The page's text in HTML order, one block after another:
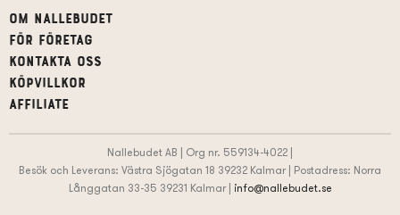
Om Nallebudet
För företag
Kontakta oss
Köpvillkor
affiliate
Nallebudet AB | Org nr. 559134-4022 |
Besök och Leverans: Västra Sjögatan 18 39232 Kalmar | Postadress: Norra
Långgatan 33-35 39231 Kalmar | info@nallebudet.se